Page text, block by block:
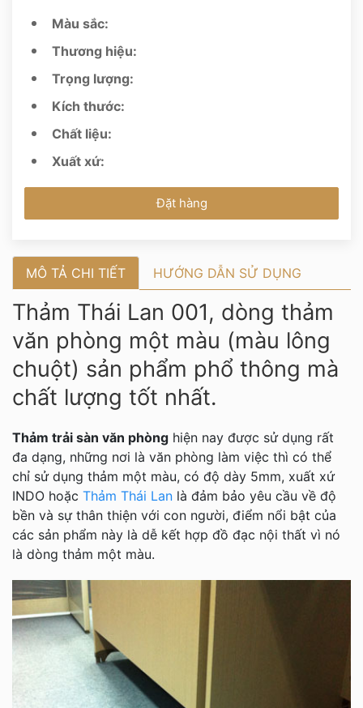
Màu sắc:
Thương hiệu:
Trọng lượng:
Kích thước:
Chất liệu:
Xuất xứ:
Đặt hàng
MÔ TẢ CHI TIẾT HƯỚNG DẪN SỬ DỤNG
Thảm Thái Lan 001, dòng thảm
văn phòng một màu (màu lông
chuột) sản phẩm phổ thông mà
chất lượng tốt nhất.
Thảm trải sàn văn phòng hiện nay được sử dụng rất
đa dạng, những nơi là văn phòng làm việc thì có thể
chỉ sử dụng thảm một màu, có độ dày 5mm, xuất xứ
INDO hoặc Thảm Thái Lan là đảm bảo yêu cầu về độ
bền và sự thân thiện với con người, điểm nổi bật của
các sản phẩm này là dễ kết hợp đồ đạc nội thất vì nó
là dòng thảm một màu.